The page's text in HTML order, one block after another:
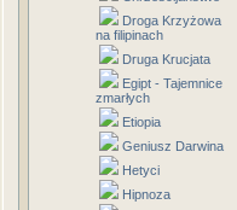
Droga Krzyżowa
na filipinach
Druga Krucjata
Egipt - Tajemnice
zmarłych
Etiopia
Geniusz Darwina
Hetyci
Hipnoza